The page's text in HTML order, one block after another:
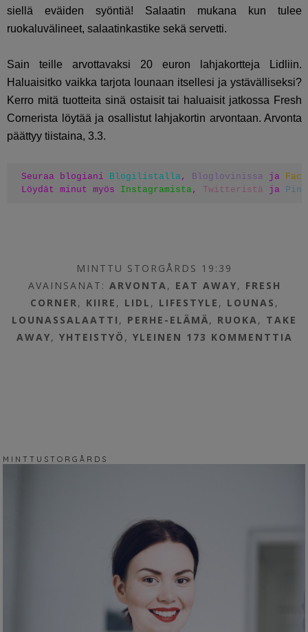
siellä eväiden syöntiä! Salaatin mukana kun tulee
ruokaluvälineet, salaatinkastike sekä servetti.
Sain teille arvottavaksi 20 euron lahjakortteja Lidliin.
Haluaisitko vaikka tarjota lounaan itsellesi ja ystävälliseksi?
Kerro mitä tuotteita sinä ostaisit tai haluaisit jatkossa Fresh
Cornerista löytää ja osallistut lahjakortin arvontaan. Arvonta
päättyy tiistaina, 3.3.
Seuraa blogiani Blogilistalla, Bloglovinissa ja
Löydät minut myös Instagramista, Twitteristä ja
MINTTU STORGÅRDS 19:39
AVAINSANAT: ARVONTA, EAT AWAY, FRESH
CORNER, KIIRE , LIDL , LIFESTYLE , LOUNAS ,
LOUNASSALAATTI , PERHE-ELÄMÄ, RUOKA, TAKE
AWAY, YHTEISTYÖ , YLEINEN 173 KOMMENTTIA
M I N T T U S T O R G Å R D S